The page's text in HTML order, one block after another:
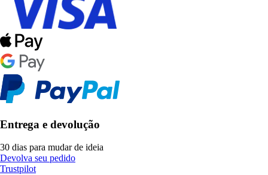
Entrega e devolução
30 dias para mudar de ideia
Devolva seu pedido
Trustpilot